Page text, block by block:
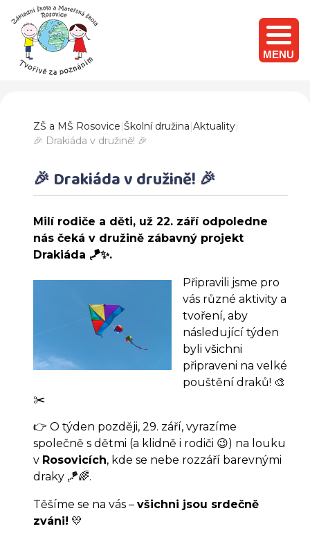
MENU
ZŠ a MŠ Rosovice|Školní družina|Aktuality|
🎉 Drakiáda v družině! 🎉
🎉 Drakiáda v družině! 🎉
Milí rodiče a děti, už 22. září odpoledne
nás čeká v družině zábavný projekt
Drakiáda 🪁✨.
Připravili jsme pro
vás různé aktivity a
tvoření, aby
následující týden
byli všichni
připraveni na velké
pouštění draků! 🎨
✂️
👉 O týden později, 29. září, vyrazíme
společně s dětmi (a klidně i rodiči 😉) na louku
v Rosovicích, kde se nebe rozzáří barevnými
draky 🪁🌈.
Těšíme se na vás – všichni jsou srdečně
zváni! 💛